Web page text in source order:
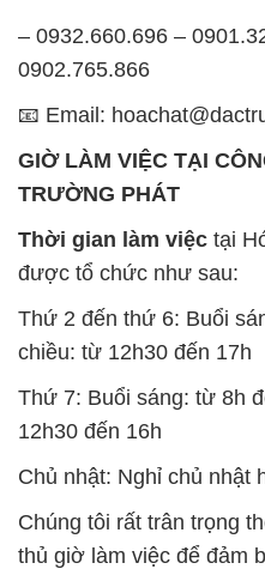
TRƯỜNG PHÁT
được tổ chức như sau:
Thứ 2 đến thứ 6: Buổi
chiều: từ 12h30 đến 17h
Thứ 7: Buổi sáng: từ 8h
12h30 đến 16h
Chủ nhật: Nghỉ chủ nhật
thủ giờ làm việc để đảm
khách hàng và đảm bảo
nhất của nhân viên.
BẢN ĐỒ MAP TẠI
TRƯỜNG PHÁT